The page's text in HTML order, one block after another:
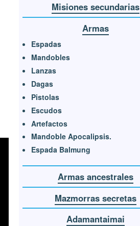
Misiones secundarias
Armas
Espadas
Mandobles
Lanzas
Dagas
Pistolas
Escudos
Artefactos
Mandoble Apocalipsis.
Espada Balmung
Armas ancestrales
Mazmorras secretas
Adamantaimai